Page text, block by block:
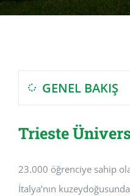
GENEL BAKIŞ
Trieste
23.000 öğrenciye sahip
İtalya’nın